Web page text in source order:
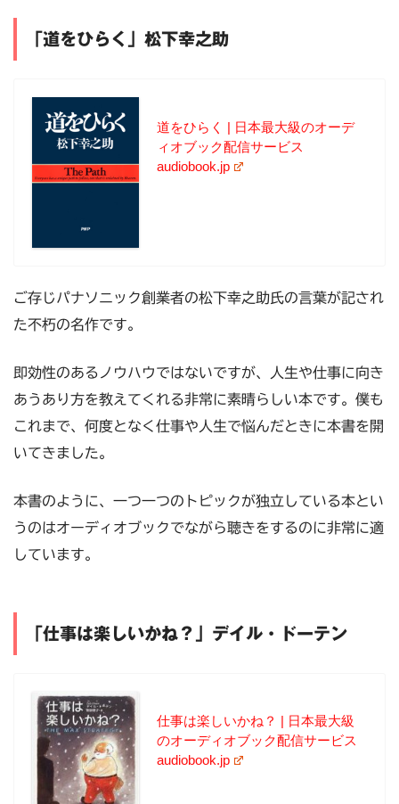
「道をひらく」松下幸之助
道をひらく | 日本最大級のオーデ
ィオブック配信サービス
audiobook.jp
ご存じパナソニック創業者の松下幸之助氏の言葉が記され
た不朽の名作です。
即効性のあるノウハウではないですが、人生や仕事に向き
あうあり方を教えてくれる非常に素晴らしい本です。僕も
これまで、何度となく仕事や人生で悩んだときに本書を開
いてきました。
本書のように、一つ一つのトピックが独立している本とい
うのはオーディオブックでながら聴きをするのに非常に適
しています。
「仕事は楽しいかね？」デイル・ドーテン
仕事は楽しいかね？ | 日本最大級
のオーディオブック配信サービス
audiobook.jp